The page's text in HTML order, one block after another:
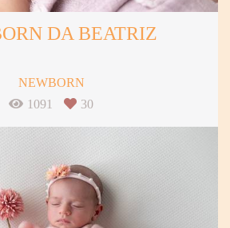
DA BEATRIZ
NEWBORN
1091
30